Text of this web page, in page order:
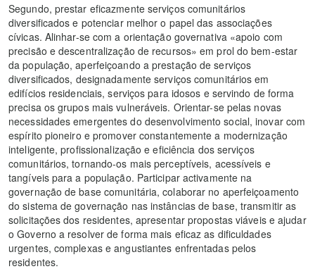
Segundo, prestar eficazmente serviços comunitários
diversificados e potenciar melhor o papel das associações
cívicas. Alinhar-se com a orientação governativa «apoio com
precisão e descentralização de recursos» em prol do bem-estar
da população, aperfeiçoando a prestação de serviços
diversificados, designadamente serviços comunitários em
edifícios residenciais, serviços para idosos e servindo de forma
precisa os grupos mais vulneráveis. Orientar-se pelas novas
necessidades emergentes do desenvolvimento social, inovar com
espírito pioneiro e promover constantemente a modernização
inteligente, profissionalização e eficiência dos serviços
comunitários, tornando-os mais perceptíveis, acessíveis e
tangíveis para a população. Participar activamente na
governação de base comunitária, colaborar no aperfeiçoamento
do sistema de governação nas instâncias de base, transmitir as
solicitações dos residentes, apresentar propostas viáveis e ajudar
o Governo a resolver de forma mais eficaz as dificuldades
urgentes, complexas e angustiantes enfrentadas pelos
residentes.